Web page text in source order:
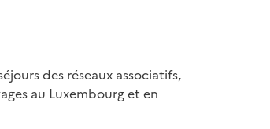
des réseaux associatifs,
au Luxembourg et en